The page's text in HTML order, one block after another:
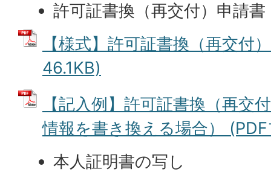
許可証書換（再交付）申請書
【様式】許可証書換（再交付
46.1KB)
【記入例】許可証書換（再交
情報を書き換える場合）
本人証明書の写し